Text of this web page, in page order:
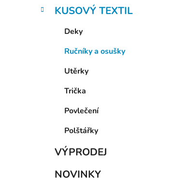
KUSOVÝ TEXTIL
Deky
Ručníky a osušky
Utěrky
Trička
Povlečení
Polštářky
VÝPRODEJ
NOVINKY